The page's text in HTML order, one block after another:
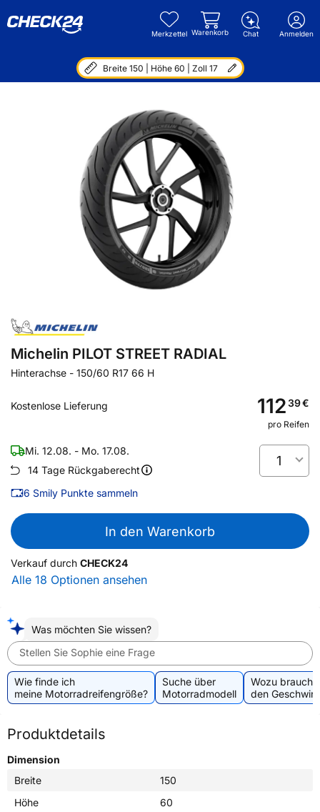
Merkzettel Warenkorb Chat Anmelden
Breite 150 | Höhe 60 | Zoll 17
Michelin PILOT STREET RADIAL
Hinterachse - 150/60 R17 66 H
Kostenlose Lieferung 11239€
pro Reifen
Mi. 12.08. - Mo. 17.08.
14 Tage Rückgaberecht
6 Smily Punkte sammeln
1
In den Warenkorb
Verkauf durch CHECK24
Alle 18 Optionen ansehen
Was möchten Sie wissen?
Stellen Sie Sophie eine Frage
Wie finde ich
meine Motorradreifengröße?
Suche über
Motorradmodell
Wozu
den
Produktdetails
Dimension
Breite
150
Höhe
60